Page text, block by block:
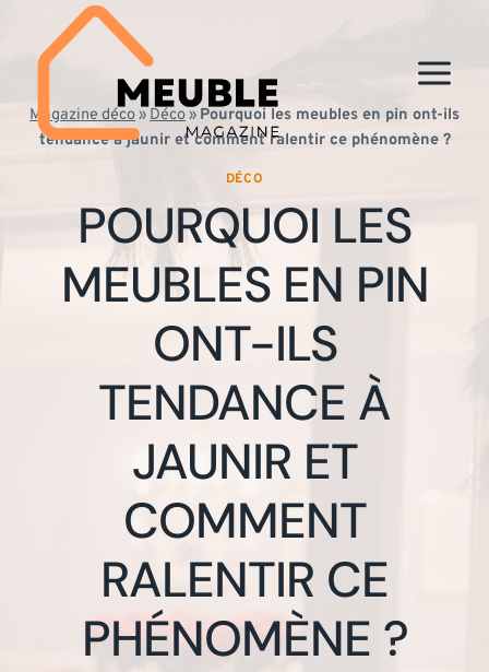
contenu
Magazine déco»Déco» Pourquoi les meubles en pin ont-ils
tendance à jaunir et comment ralentir ce phénomène ?
DÉCO
POURQUOI LES
MEUBLES EN PIN
ONT-ILS
TENDANCE À
JAUNIR ET
COMMENT
RALENTIR CE
PHÉNOMÈNE ?